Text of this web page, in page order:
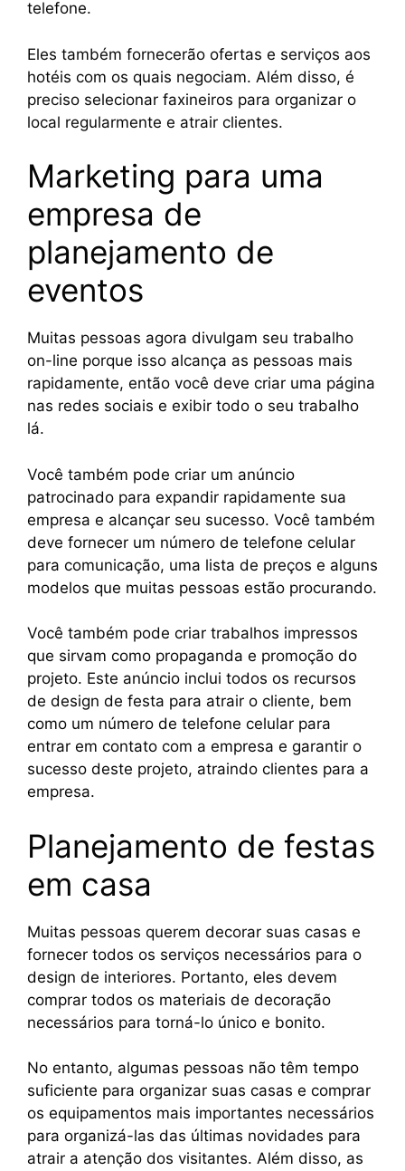
telefone.
Eles também fornecerão ofertas e serviços aos
hotéis com os quais negociam. Além disso, é
preciso selecionar faxineiros para organizar o
local regularmente e atrair clientes.
Marketing para uma
empresa de
planejamento de
eventos
Muitas pessoas agora divulgam seu trabalho
on-line porque isso alcança as pessoas mais
rapidamente, então você deve criar uma página
nas redes sociais e exibir todo o seu trabalho
lá.
Você também pode criar um anúncio
patrocinado para expandir rapidamente sua
empresa e alcançar seu sucesso. Você também
deve fornecer um número de telefone celular
para comunicação, uma lista de preços e alguns
modelos que muitas pessoas estão procurando.
Você também pode criar trabalhos impressos
que sirvam como propaganda e promoção do
projeto. Este anúncio inclui todos os recursos
de design de festa para atrair o cliente, bem
como um número de telefone celular para
entrar em contato com a empresa e garantir o
sucesso deste projeto, atraindo clientes para a
empresa.
Planejamento de festas
em casa
Muitas pessoas querem decorar suas casas e
fornecer todos os serviços necessários para o
design de interiores. Portanto, eles devem
comprar todos os materiais de decoração
necessários para torná-lo único e bonito.
No entanto, algumas pessoas não têm tempo
suficiente para organizar suas casas e comprar
os equipamentos mais importantes necessários
para organizá-las das últimas novidades para
atrair a atenção dos visitantes. Além disso, as